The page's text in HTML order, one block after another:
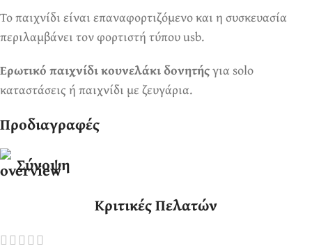
Το παιχνίδι είναι επαναφορτιζόμενο και η συσκευασία
περιλαμβάνει τον φορτιστή τύπου usb.
Ερωτικό παιχνίδι κουνελάκι δονητήςγια solo
καταστάσεις ή παιχνίδι με ζευγάρια.
Προδιαγραφές
Σύνοψη
Κριτικές Πελατών